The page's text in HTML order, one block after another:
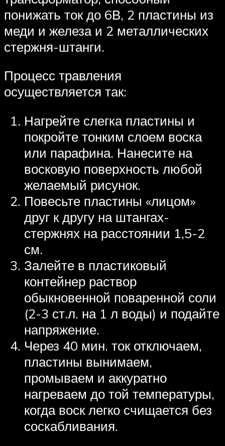
понижать ток до 6В, 2 пластины из
меди и железа и 2 металлических
стержня-штанги.
Процесс травления
осуществляется так:
Нагрейте слегка пластины и
покройте тонким слоем воска
или парафина. Нанесите на
восковую поверхность любой
желаемый рисунок.
Повесьте пластины «лицом»
друг к другу на штангах-
стержнях на расстоянии 1,5-2
см.
Залейте в пластиковый
контейнер раствор
обыкновенной поваренной соли
(2-3 ст.л. на 1 л воды) и подайте
напряжение.
Через 40 мин. ток отключаем,
пластины вынимаем,
промываем и аккуратно
нагреваем до той температуры,
когда воск легко счищается без
соскабливания.